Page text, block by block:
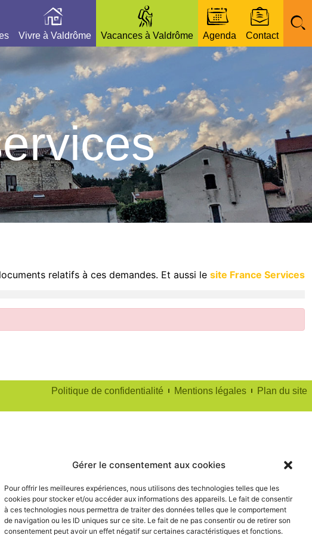
Gérer le consentement aux cookies
Pour offrir les meilleures expériences, nous utilisons des technologies telles que les
cookies pour stocker et/ou accéder aux informations des appareils. Le fait de consentir
à ces technologies nous permettra de traiter des données telles que le comportement
de navigation ou les ID uniques sur ce site. Le fait de ne pas consentir ou de retirer son
consentement peut avoir un effet négatif sur certaines caractéristiques et fonctions.
Vivre à Valdrôme Vacances à Valdrôme Agenda Contact
relatifs à ces demandes. Et aussi le site France Services
Politique de confidentialité Mentions légales Plan du site